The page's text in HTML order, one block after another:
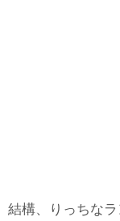
結構、りっちなラ